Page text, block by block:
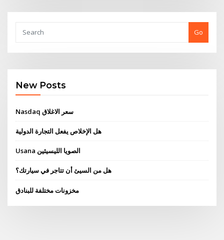
Go
New Posts
Nasdaq سعر الاغلاق
هل الإخلاص يفعل التجارة الدولية
Usana الصويا الليسيثين
هل من السيئ أن تتاجر في سيارتك؟
مخزونات مختلفة للبنادق